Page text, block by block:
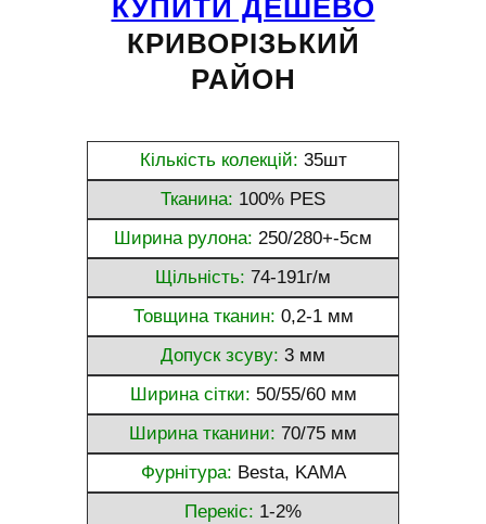
КУПИТИ ДЕШЕВО
КРИВОРІЗЬКИЙ
РАЙОН
Кількість колекцій: 35шт
Тканина: 100% PES
Ширина рулона: 250/280+-5см
Щільність: 74-191г/м
Товщина тканин: 0,2-1 мм
Допуск зсуву: 3 мм
Ширина сітки: 50/55/60 мм
Ширина тканини: 70/75 мм
Фурнітура: Besta, KAMA
Перекіс: 1-2%